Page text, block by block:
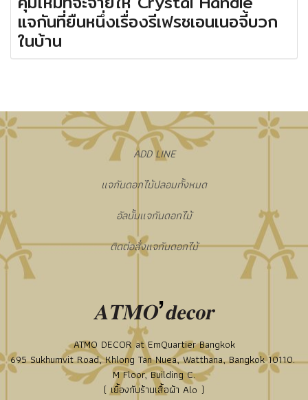
แจกันที่ยืนหนึ่งเรื่องรีเฟรชเอนเนอจี้บวก
ในบ้าน
​ADD LINE
แจกันดอกไม้ปลอมทั้งหมด
อัลบั้มแจกันดอกไม้
ติดต่อสั่งแจกันดอกไม้
ATMO DECOR at EmQuartier Bangkok
695 Sukhumvit Road, Khlong Tan Nuea, Watthana, Bangkok 10110.
M Floor, Building C.
( เยื้องกับร้านเสื้อผ้า Alo )